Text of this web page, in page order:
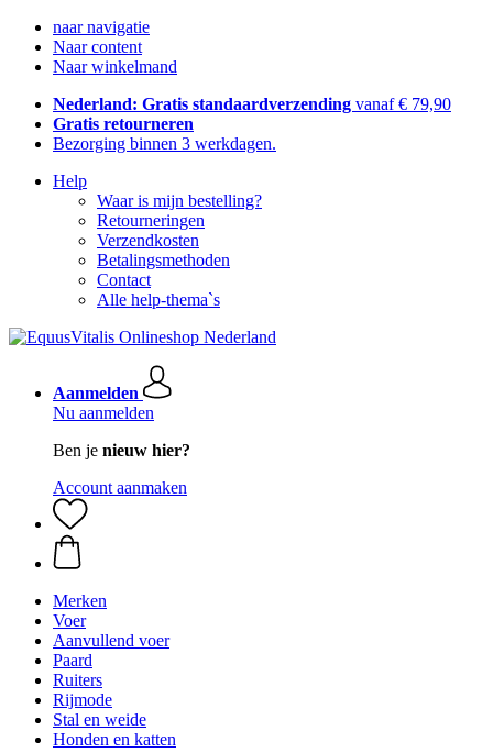
naar navigatie
Naar content
Naar winkelmand
Nederland: Gratis standaardverzending vanaf € 79,90
Gratis retourneren
Bezorging binnen 3 werkdagen.
Help
Waar is mijn bestelling?
Retourneringen
Verzendkosten
Betalingsmethoden
Contact
Alle help-thema`s
Aanmelden
Nu aanmelden
Ben je nieuw hier?
Account aanmaken
Merken
Voer
Aanvullend voer
Paard
Ruiters
Rijmode
Stal en weide
Honden en katten